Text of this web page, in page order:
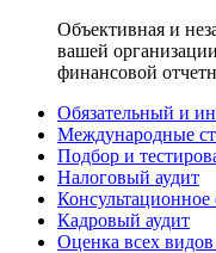
Объективная и
вашей
финансовой
Обязательный и
Международные
Подбор и
Налоговый аудит
Кадровый аудит
Оценка всех видов